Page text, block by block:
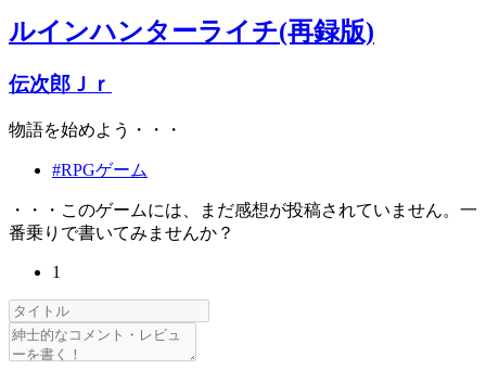
ルインハンターライチ(再録版)
伝次郎Ｊｒ
物語を始めよう・・・
#RPGゲーム
・・・このゲームには、まだ感想が投稿されていません。一
番乗りで書いてみませんか？
1